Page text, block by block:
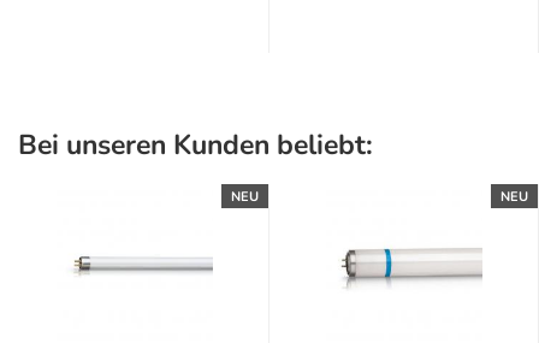
Bei unseren Kunden beliebt:
NEU NEU